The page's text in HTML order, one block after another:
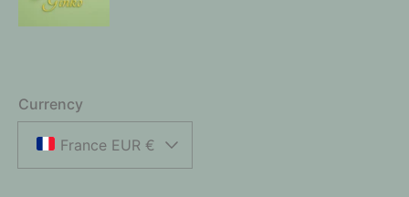
Currency
France EUR €